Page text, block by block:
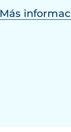
procesos
fortalecerse y